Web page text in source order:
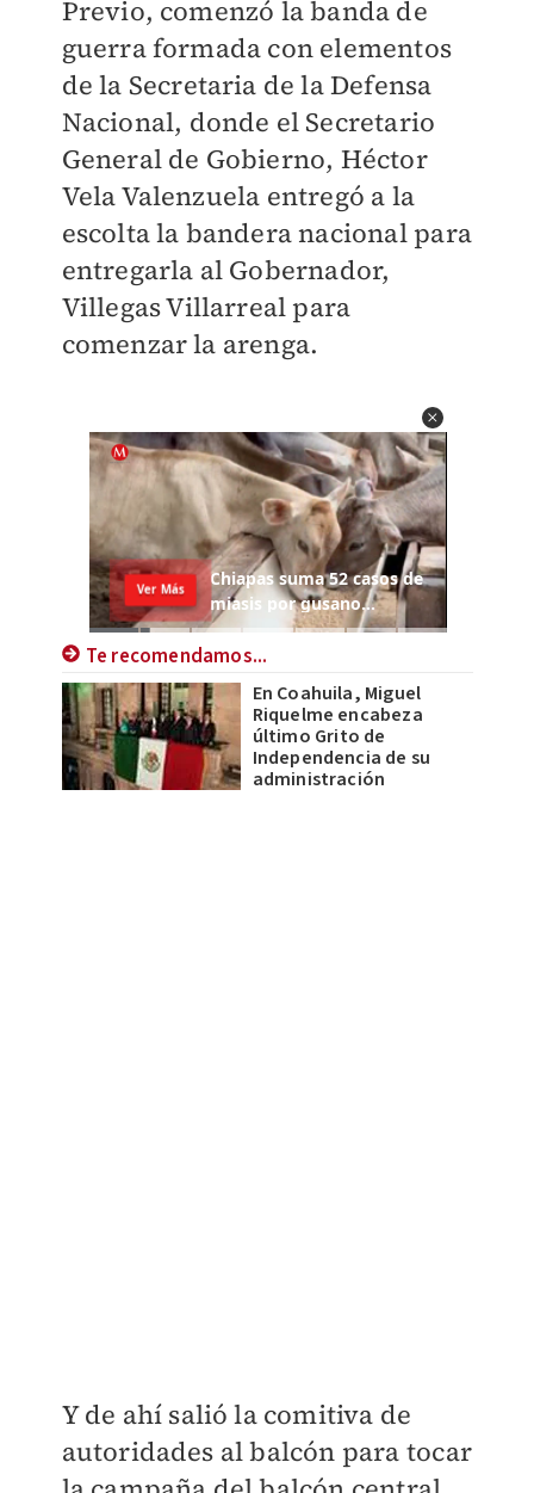
Previo, comenzó la banda de
guerra formada con elementos
de la Secretaria de la Defensa
Nacional, donde el Secretario
General de Gobierno, Héctor
Vela Valenzuela entregó a la
escolta la bandera nacional para
entregarla al Gobernador,
Villegas Villarreal para
comenzar la arenga.
Te recomendamos...
En Coahuila, Miguel
Riquelme encabeza
último Grito de
Independencia de su
administración
Y de ahí salió la comitiva de
autoridades al balcón para tocar